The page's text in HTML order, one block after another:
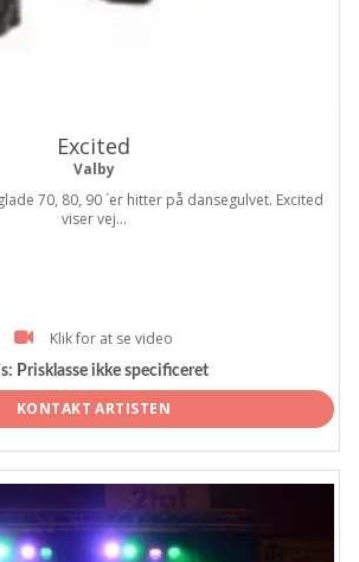
Excited
Valby
70, 80, 90 ´er hitter på dansegulvet. Excited
viser vej...
Klik for at se video
Prisklasse ikke specificeret
KONTAKT ARTISTEN